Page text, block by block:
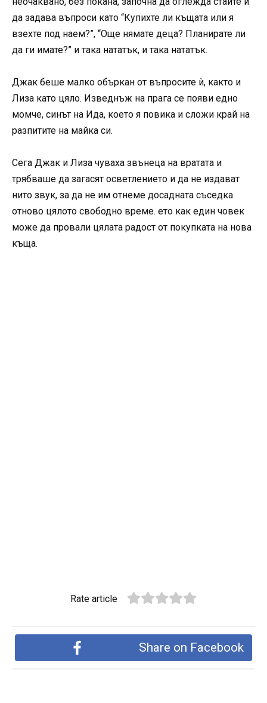
да задава въпроси като “Купихте ли къщата или я
взехте под наем?”, “Още нямате деца? Планирате ли
да ги имате?” и така нататък, и така нататък.
Джак беше малко объркан от въпросите ѝ, както и
Лиза като цяло. Изведнъж на прага се появи едно
момче, синът на Ида, което я повика и сложи край на
разпитите на майка си.
Сега Джак и Лиза чуваха звънеца на вратата и
трябваше да загасят осветлението и да не издават
нито звук, за да не им отнеме досадната съседка
отново цялото свободно време. ето как един човек
може да провали цялата радост от покупката на нова
къща.
Rate article
Share on Facebook